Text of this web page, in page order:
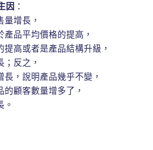
因 ：
增長，
品平均價格的提高，
高或者是產品結構升級，
反之，
，說明產品幾乎不變，
顧客數量增多了，
。